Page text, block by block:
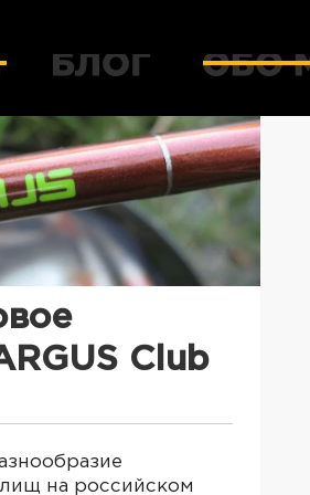
Club
на российском